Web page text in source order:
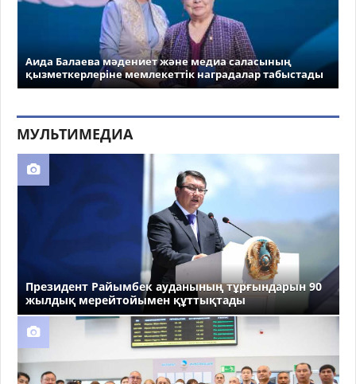
Аида Балаева мәдениет және медиа саласының
қызметкерлеріне мемлекеттік наградалар табыстады
МУЛЬТИМЕДИА
Президент Райымбек ауданының тұрғындарын 90
жылдық мерейтойымен құттықтады